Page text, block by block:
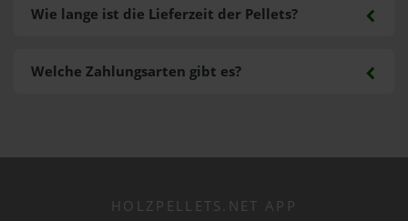
Welche Zahlungsarten gibt es?
Wie lange ist die Lieferzeit der Pellets?
HOLZPELLETS.NET APP